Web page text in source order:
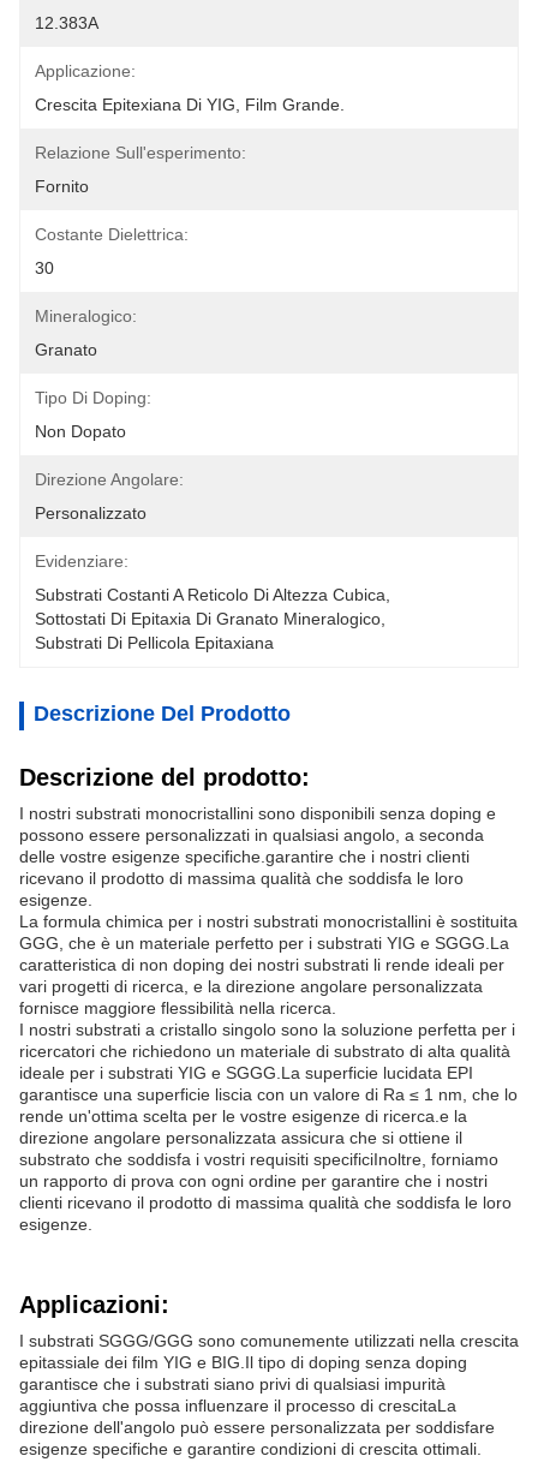
12.383A
Applicazione:
Crescita Epitexiana Di YIG, Film Grande.
Relazione Sull'esperimento:
Fornito
Costante Dielettrica:
30
Mineralogico:
Granato
Tipo Di Doping:
Non Dopato
Direzione Angolare:
Personalizzato
Evidenziare:
Substrati Costanti A Reticolo Di Altezza Cubica
Sottostati Di Epitaxia Di Granato Mineralogico
Substrati Di Pellicola Epitaxiana
Descrizione Del Prodotto
Descrizione del prodotto:
I nostri substrati monocristallini sono disponibili senza doping e
possono essere personalizzati in qualsiasi angolo, a seconda
delle vostre esigenze specifiche.garantire che i nostri clienti
ricevano il prodotto di massima qualità che soddisfa le loro
esigenze.
La formula chimica per i nostri substrati monocristallini è sostituita
GGG, che è un materiale perfetto per i substrati YIG e SGGG.La
caratteristica di non doping dei nostri substrati li rende ideali per
vari progetti di ricerca, e la direzione angolare personalizzata
fornisce maggiore flessibilità nella ricerca.
I nostri substrati a cristallo singolo sono la soluzione perfetta per i
ricercatori che richiedono un materiale di substrato di alta qualità
ideale per i substrati YIG e SGGG.La superficie lucidata EPI
garantisce una superficie liscia con un valore di Ra ≤ 1 nm, che lo
rende un'ottima scelta per le vostre esigenze di ricerca.e la
direzione angolare personalizzata assicura che si ottiene il
substrato che soddisfa i vostri requisiti specificiInoltre, forniamo
un rapporto di prova con ogni ordine per garantire che i nostri
clienti ricevano il prodotto di massima qualità che soddisfa le loro
esigenze.
Applicazioni:
I substrati SGGG/GGG sono comunemente utilizzati nella crescita
epitassiale dei film YIG e BIG.Il tipo di doping senza doping
garantisce che i substrati siano privi di qualsiasi impurità
aggiuntiva che possa influenzare il processo di crescitaLa
direzione dell'angolo può essere personalizzata per soddisfare
esigenze specifiche e garantire condizioni di crescita ottimali.